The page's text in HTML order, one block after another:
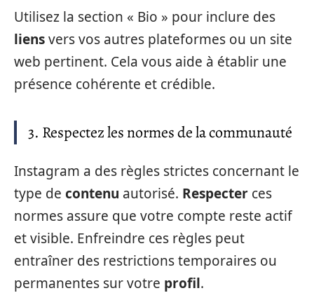
Utilisez la section « Bio » pour inclure des
liensvers vos autres plateformes ou un site
web pertinent. Cela vous aide à établir une
présence cohérente et crédible.
3. Respectez les normes de la communauté
Instagram a des règles strictes concernant le
type de contenu autorisé. Respecter ces
normes assure que votre compte reste actif
et visible. Enfreindre ces règles peut
entraîner des restrictions temporaires ou
permanentes sur votre profil.